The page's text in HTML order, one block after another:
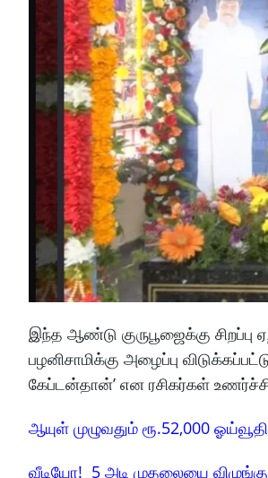
இந்த ஆண்டு குருபூஜைக்கு
பழனிசாமிக்கு அழைப்பு
கேப்டன்தான்’ என ரசிகர்கள்
ஆயுள் முழுவதும் ரூ.52,000
வீடியோ! 5 அடி முதலையை